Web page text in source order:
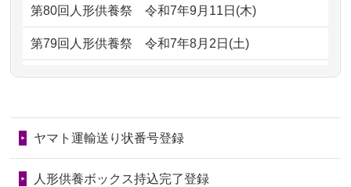
子どもの頃、妹と一緒にお雛様を出し
ました。お...
ので、お願...
2026/06/28以前和人形やぬいぐるみを供養いただ
いたことが...
供養が終わったお人形以外はどうして
るのですか？
しょうか？
2024/01/04ガラスケースは外しても良いですか？
第80回人形供養祭令和7年9月11日(木)
第79回人形供養祭令和7年8月2日(土)
第78回人形供養祭令和7年6月20日(金)
第76回人形供養祭令和7年2月28日(金)
第75回人形供養祭令和7年1月17日(金)
ヤマト運輸送り状番号登録
人形供養ボックス持込完了登録